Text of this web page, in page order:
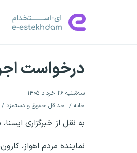
درخواست اجرای
سه‌شنبه ۲۶ خرداد ۱۴۰۵
خانه
حداقل حقوق و دستمزد
به نقل از خبرگزاری
نماینده مردم اهواز،